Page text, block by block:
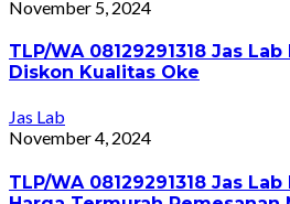
November 5, 2024
TLP/WA 08129291318 Jas
Diskon Kualitas Oke
Jas Lab
November 4, 2024
TLP/WA 08129291318 Jas